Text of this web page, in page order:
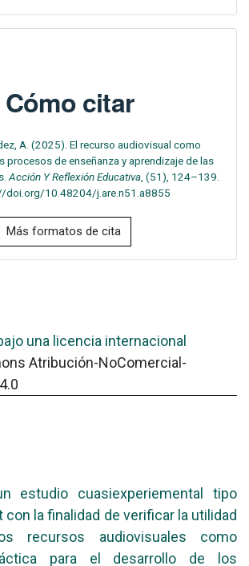
Cómo citar
A. (2025). El recurso audiovisual como
procesos de enseñanza y aprendizaje de las
Acción Y Reflexión Educativa , (51), 124–139.
doi.org/10.48204/j.are.n51.a8855
Más formatos de cita
una licencia internacional
Atribución-NoComercial-
estudio cuasiexperiemental tipo
la finalidad de verificar la utilidad
recursos audiovisuales como
para el desarrollo de los